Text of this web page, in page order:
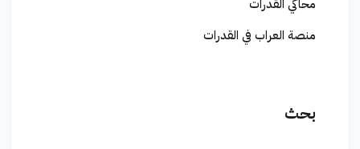
محاكي القدرات
منصة العراب في القدرات
بحث